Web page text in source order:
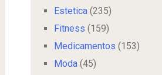
Estetica(235)
Fitness (159)
Medicamentos (153)
Moda(45)